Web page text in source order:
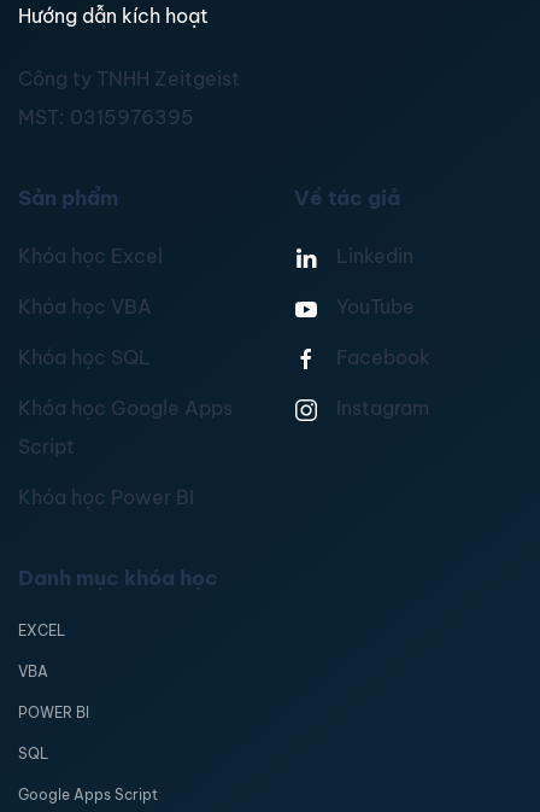
Hướng dẫn kích hoạt
Công ty TNHH Zeitgeist
MST: 0315976395
Sản phẩm
Khóa học Excel
Khóa học VBA
Khóa học SQL
Khóa học Google Apps
Script
Khóa học Power BI
Về tác giả
Linkedin
YouTube
Facebook
Instagram
Danh mục khóa học
EXCEL
VBA
POWER BI
SQL
Google Apps Script